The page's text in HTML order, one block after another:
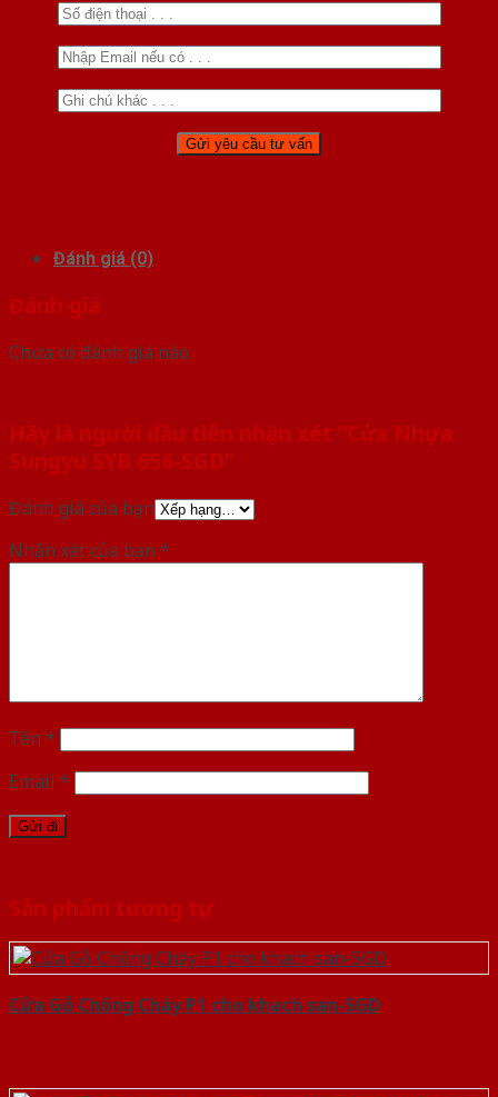
Đánh giá (0)
Đánh giá
Chưa có đánh giá nào.
Hãy là người đầu tiên nhận xét “Cửa Nhựa
Sungyu SYB 656-SGD”
Đánh giá của bạn
Nhận xét của bạn *
Tên *
Email *
Sản phẩm tương tự
Cửa Gỗ Chống Cháy P1 cho khach san-SGD